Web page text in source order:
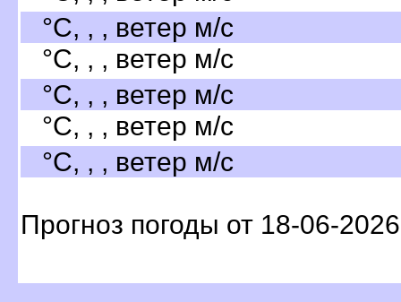
°C, , , ветер м/с
°C, , , ветер м/с
°C, , , ветер м/с
°C, , , ветер м/с
°C, , , ветер м/с
Прогноз погоды от 18-06-